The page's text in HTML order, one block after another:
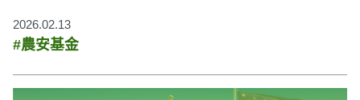
2026.02.13
#農安基金